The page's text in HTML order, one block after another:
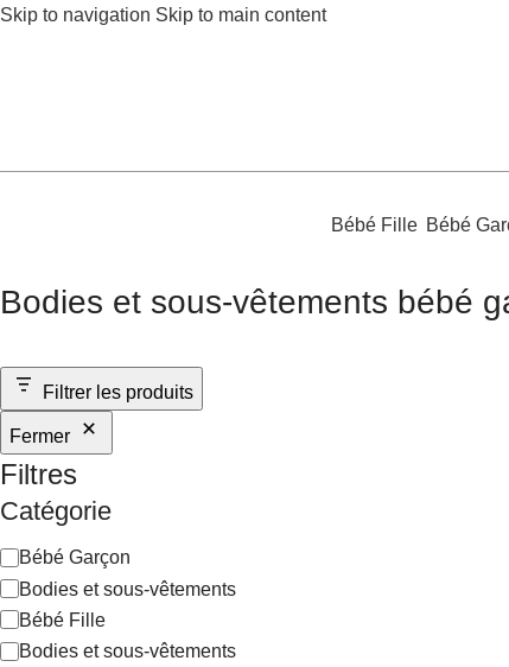
Skip to navigation Skip to main content
Bébé Fille Bébé
Bodies et sous-vêtements bébé
Filtrer les produits
Fermer
Filtres
Catégorie
Bébé Garçon
Bodies et sous-vêtements
Bébé Fille
Bodies et sous-vêtements